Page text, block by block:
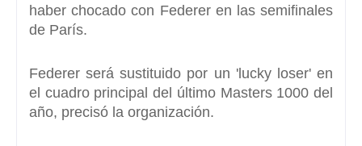
haber chocado con Federer en las semifinales
de París.
Federer será sustituido por un 'lucky loser' en
el cuadro principal del último Masters 1000 del
año, precisó la organización.